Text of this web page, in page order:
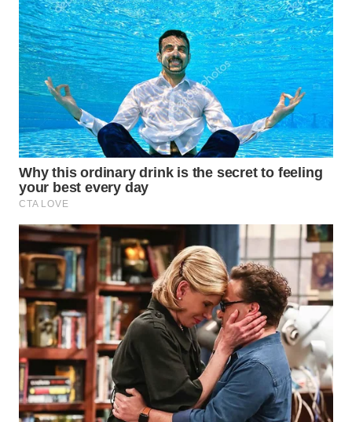
TANGERANG
WN
BINJAI
WN
CIREBON
WN
INDRAMAYU
WN
KUNINGAN
WN
MAJALENGKA
WN
SUBANG
WN
SUKABUMI